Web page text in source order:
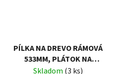
PÍLKA NA DREVO RÁMOVÁ
533MM, PLÁTOK NA
SUCHÉ DREVO
Skladom (3 ks)